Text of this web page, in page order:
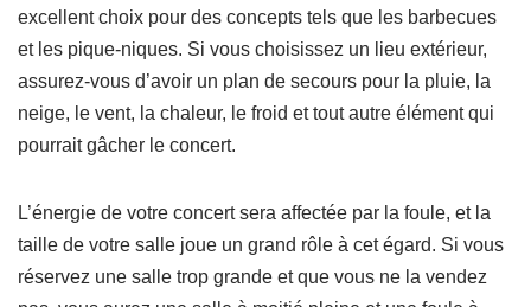
excellent choix pour des concepts tels que les barbecues
et les pique-niques. Si vous choisissez un lieu extérieur,
assurez-vous d’avoir un plan de secours pour la pluie, la
neige, le vent, la chaleur, le froid et tout autre élément qui
pourrait gâcher le concert.
L’énergie de votre concert sera affectée par la foule, et la
taille de votre salle joue un grand rôle à cet égard. Si vous
réservez une salle trop grande et que vous ne la vendez